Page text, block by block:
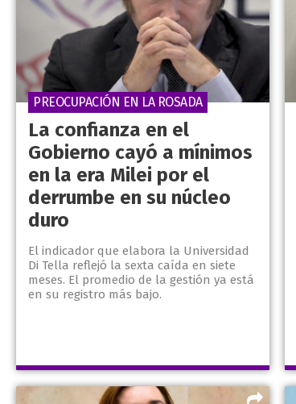
La confianza en el
Gobierno cayó a mínimos
en la era Milei por el
derrumbe en su núcleo
duro
El indicador que elabora la Universidad
Di Tella reflejó la sexta caída en siete
meses. El promedio de la gestión ya está
en su registro más bajo.
PREOCUPACIÓN EN LA ROSADA